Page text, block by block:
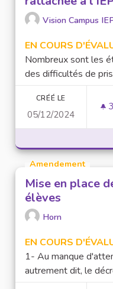
Vision Campus
EN COURS
Nombreux sont les
des difficultés de
CRÉÉ LE
05/12/2024
Amendement
Mise en place
élèves
Horn
EN COURS
1- Au manque
autrement dit, le